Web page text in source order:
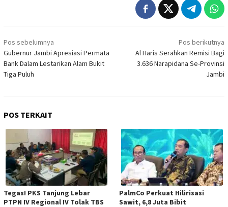
Navigasi
pos
Pos sebelumnya
Gubernur Jambi Apresiasi Permata
Bank Dalam Lestarikan Alam Bukit
Tiga Puluh
Pos berikutnya
Al Haris Serahkan Remisi Bagi
3.636 Narapidana Se-Provinsi
Jambi
POS TERKAIT
Tegas! PKS Tanjung Lebar
PTPN IV Regional IV Tolak TBS
PalmCo Perkuat Hilirisasi
Sawit, 6,8 Juta Bibit